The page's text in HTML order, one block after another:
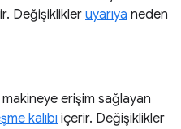
Değişiklikler uyarıya neden
erişim sağlayan
kalıbı içerir. Değişiklikler